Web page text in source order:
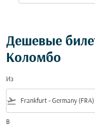
Дешевые
Коломбо
Из
flight_takeoff
В